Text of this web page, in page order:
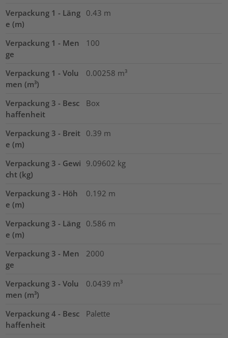
Verpackung 1 - Läng
e (m)
0.43 m
Verpackung 1 - Men
ge
100
Verpackung 1 - Volu
men (m³)
0.00258 m³
Verpackung 3 - Besc
haffenheit
Box
Verpackung 3 - Breit
e (m)
0.39 m
Verpackung 3 - Gewi
cht (kg)
9.09602 kg
Verpackung 3 - Höh
e (m)
0.192 m
Verpackung 3 - Läng
e (m)
0.586 m
Verpackung 3 - Men
ge
2000
Verpackung 3 - Volu
men (m³)
0.0439 m³
Verpackung 4 - Besc
haffenheit
Palette